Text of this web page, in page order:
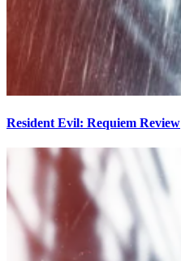
Resident Evil: Requiem Review